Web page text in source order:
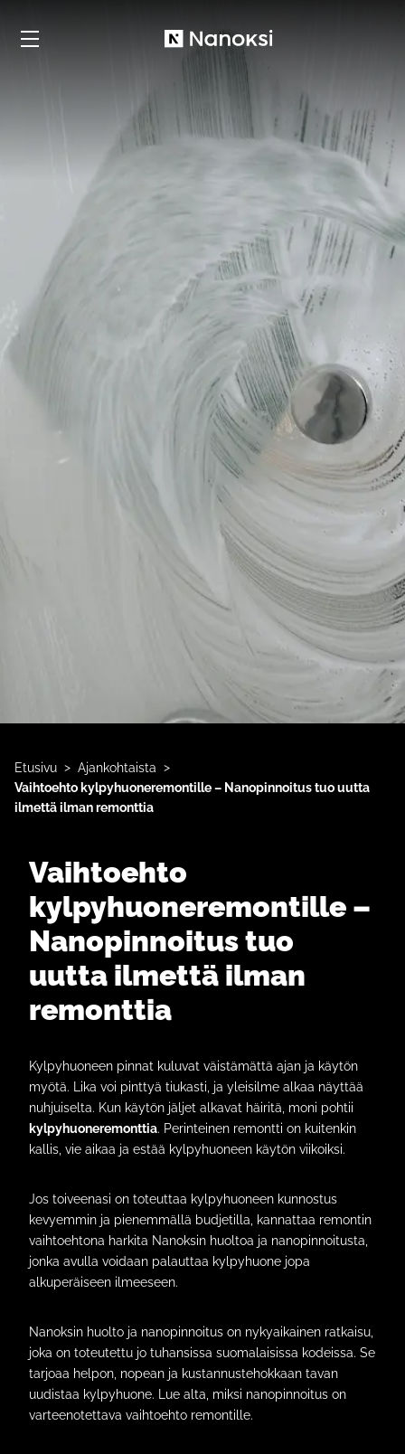
Nanoksi
Etusivu > Ajankohtaista >
Vaihtoehto kylpyhuoneremontille – Nanopinnoitus tuo uutta
ilmettä ilman remonttia
Vaihtoehto
kylpyhuoneremontille –
Nanopinnoitus tuo
uutta ilmettä ilman
remonttia
Kylpyhuoneen pinnat kuluvat väistämättä ajan ja käytön
myötä. Lika voi pinttyä tiukasti, ja yleisilme alkaa näyttää
nuhjuiselta. Kun käytön jäljet alkavat häiritä, moni pohtii
kylpyhuoneremonttia. Perinteinen remontti on kuitenkin
kallis, vie aikaa ja estää kylpyhuoneen käytön viikoiksi.
Jos toiveenasi on toteuttaa kylpyhuoneen kunnostus
kevyemmin ja pienemmällä budjetilla, kannattaa remontin
vaihtoehtona harkita Nanoksin huoltoa ja nanopinnoitusta,
jonka avulla voidaan palauttaa kylpyhuone jopa
alkuperäiseen ilmeeseen.
Nanoksin huolto ja nanopinnoitus on nykyaikainen ratkaisu,
joka on toteutettu jo tuhansissa suomalaisissa kodeissa. Se
tarjoaa helpon, nopean ja kustannustehokkaan tavan
uudistaa kylpyhuone. Lue alta, miksi nanopinnoitus on
varteenotettava vaihtoehto remontille.